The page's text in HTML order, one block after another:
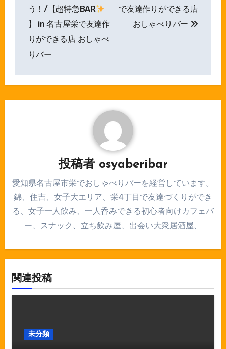
ナ
ビ
ゲ
ー
う！/【超特急BAR
】 in 名古屋栄で友達作
りができる店 おしゃべ
りバー
で友達作りができる店
おしゃべりバー
投稿者 osyaberibar
愛知県名古屋市栄でおしゃべりバーを経営しています。
錦、住吉、女子大エリア、栄4丁目で友達づくりができ
る、女子一人飲み、一人呑みできる初心者向けカフェバ
ー、スナック、立ち飲み屋、出会い大衆居酒屋、
関連投稿
未分類